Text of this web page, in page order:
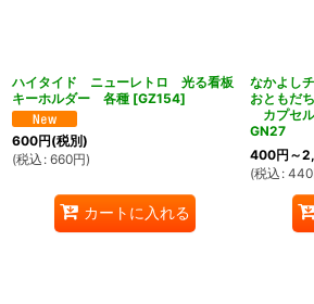
ハイタイド ニューレトロ 光る看板
キーホルダー 各種 [GZ154]
600円(税別)
(税込 : 660円)
カートに入れる
なかよし
おともだ
カプセ
GN27
400円 ～
(税込 : 440